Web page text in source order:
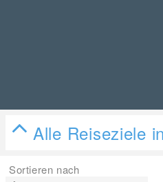
Alle Reiseziele
Sortieren nach